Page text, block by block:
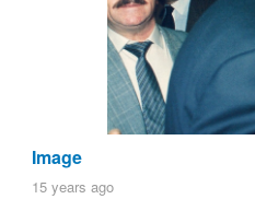
Image
15 years ago